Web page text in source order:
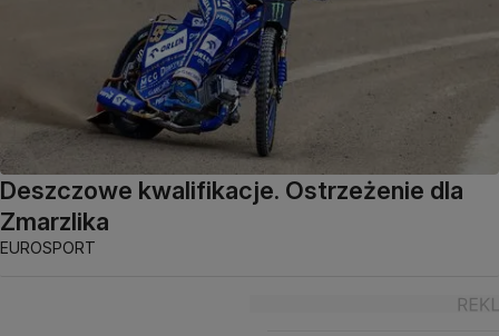
Deszczowe kwalifikacje. Ostrzeżenie dla
Zmarzlika
EUROSPORT